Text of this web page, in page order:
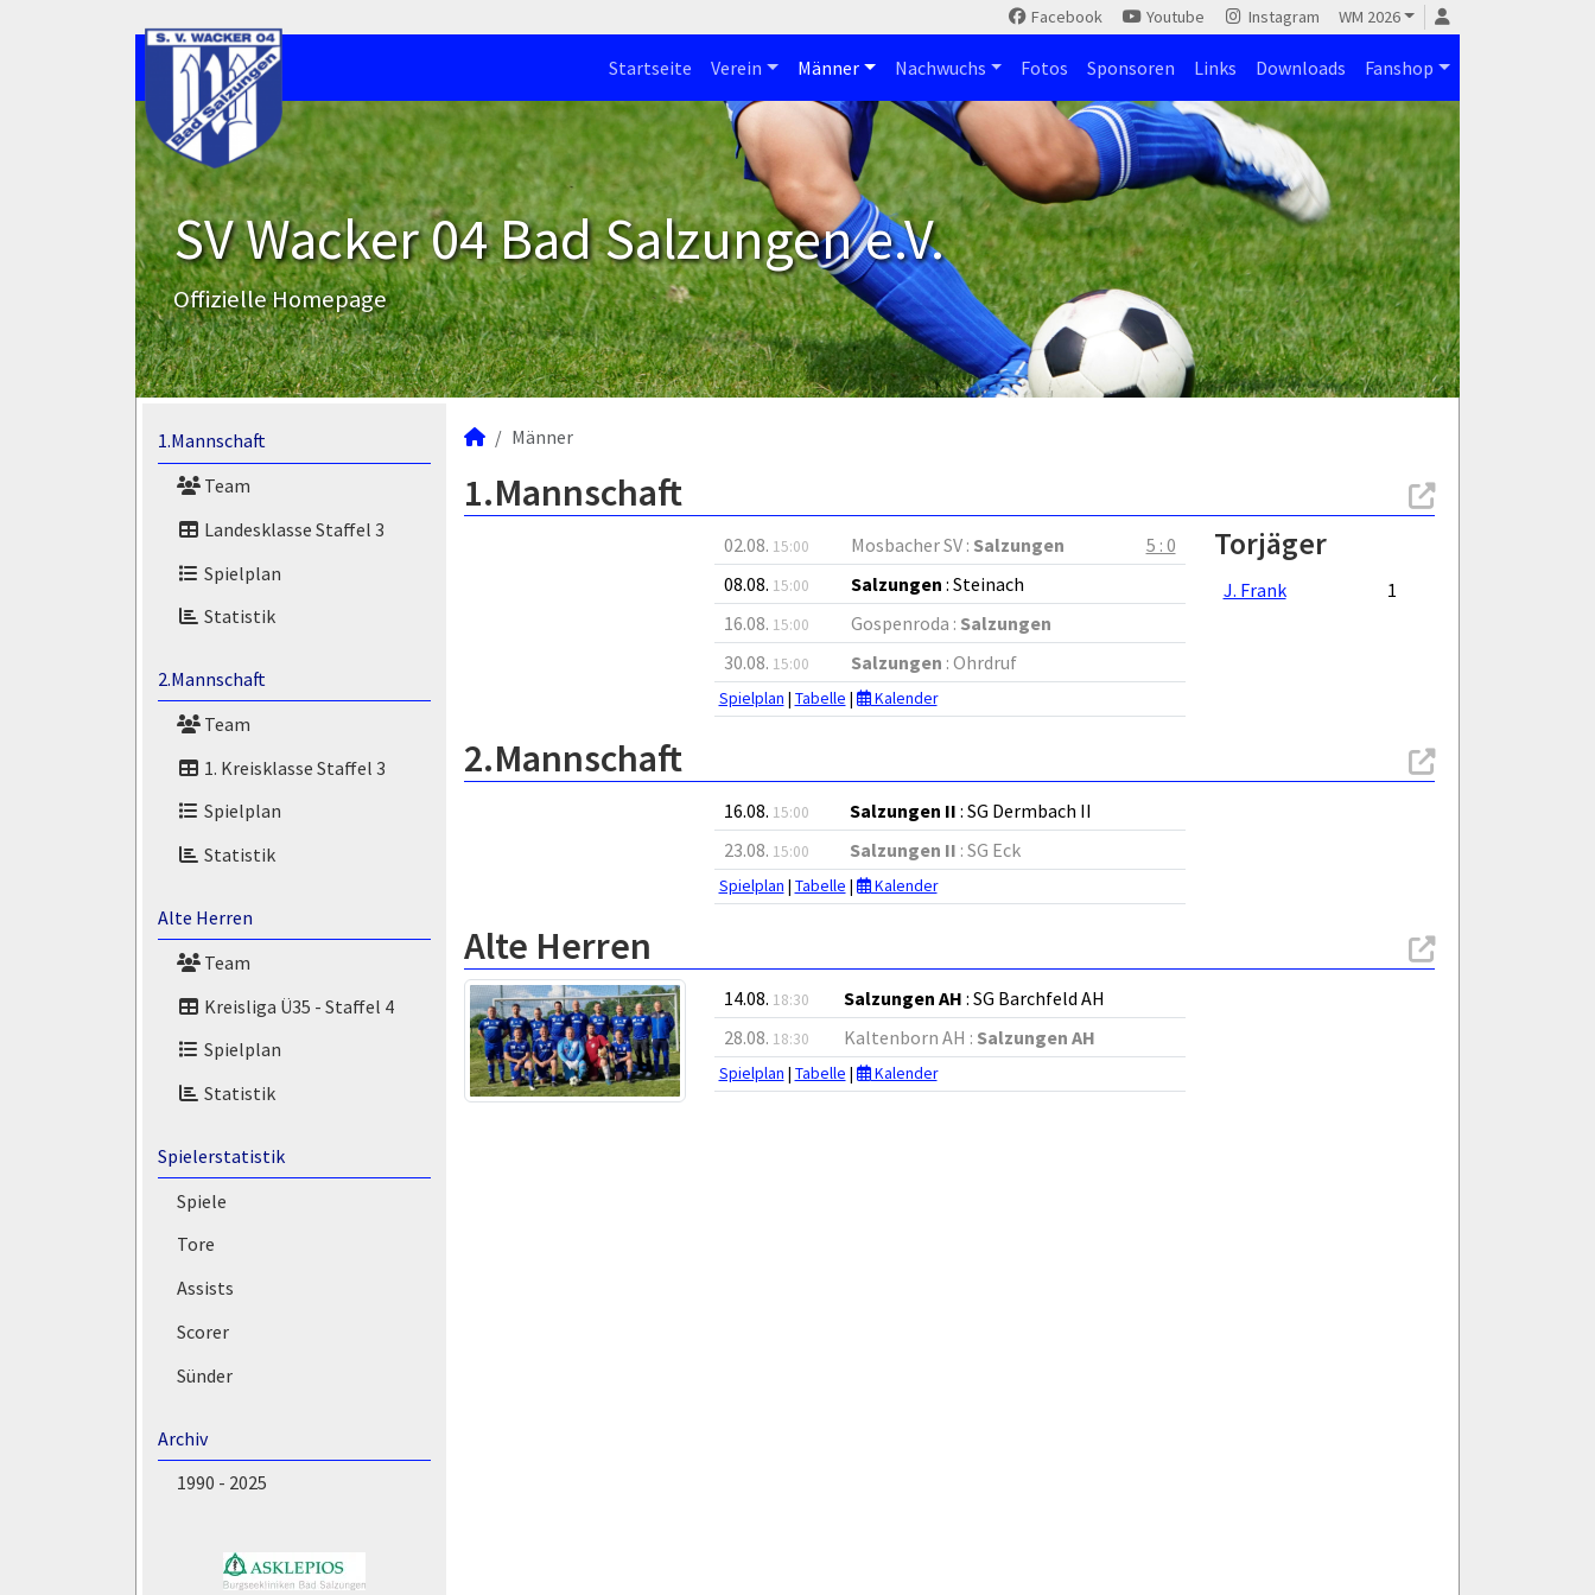
Facebook Youtube Instagram WM 2026
Startseite Verein Männer Nachwuchs Fotos Sponsoren Links Downloads Fanshop
SV Wacker 04 Bad Salzungen e.V.
Offizielle Homepage
1.Mannschaft
Team
Landesklasse Staffel 3
Spielplan
Statistik
2.Mannschaft
Team
1. Kreisklasse Staffel 3
Spielplan
Statistik
Alte Herren
Team
Kreisliga Ü35 - Staffel 4
Spielplan
Statistik
Spielerstatistik
Spiele
Tore
Assists
Scorer
Sünder
Archiv
1990 - 2025
Männer
1.Mannschaft
02.08. 15:00 Mosbacher SV : Salzungen
5 : 0
08.08. 15:00 Salzungen : Steinach
16.08. 15:00 Gospenroda : Salzungen
30.08. 15:00 Salzungen : Ohrdruf
Spielplan | Tabelle | Kalender
Torjäger
J. Frank 1
2.Mannschaft
16.08. 15:00 Salzungen II : SG Dermbach II
23.08. 15:00 Salzungen II : SG Eck
Spielplan | Tabelle | Kalender
Alte Herren
14.08. 18:30 Salzungen AH : SG Barchfeld AH
28.08. 18:30 Kaltenborn AH : Salzungen AH
Spielplan | Tabelle | Kalender